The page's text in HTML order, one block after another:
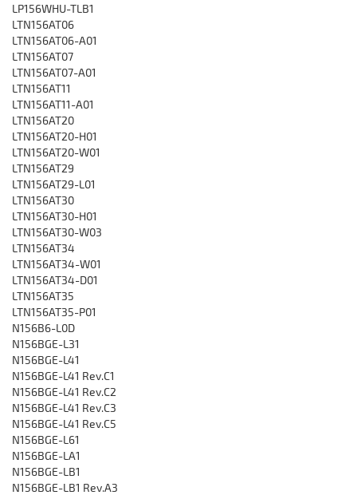
LP156WHU-TLB1
LTN156AT06
LTN156AT06-A01
LTN156AT07
LTN156AT07-A01
LTN156AT11
LTN156AT11-A01
LTN156AT20
LTN156AT20-H01
LTN156AT20-W01
LTN156AT29
LTN156AT29-L01
LTN156AT30
LTN156AT30-H01
LTN156AT30-W03
LTN156AT34
LTN156AT34-W01
LTN156AT34-D01
LTN156AT35
LTN156AT35-P01
N156B6-L0D
N156BGE-L31
N156BGE-L41
N156BGE-L41 Rev.C1
N156BGE-L41 Rev.C2
N156BGE-L41 Rev.C3
N156BGE-L41 Rev.C5
N156BGE-L61
N156BGE-LA1
N156BGE-LB1
N156BGE-LB1 Rev.A3